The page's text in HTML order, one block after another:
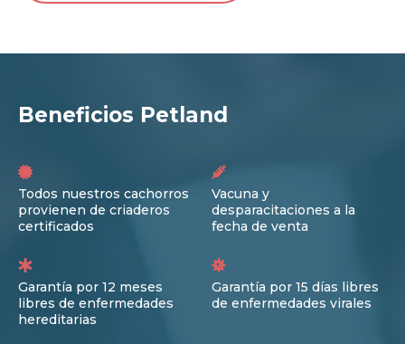
Beneficios Petland
Todos nuestros cachorros
provienen de criaderos
certificados
Vacuna y
desparacitaciones a la
fecha de venta
Garantía por 12 meses
libres de enfermedades
hereditarias
Garantía por 15 días libres
de enfermedades virales